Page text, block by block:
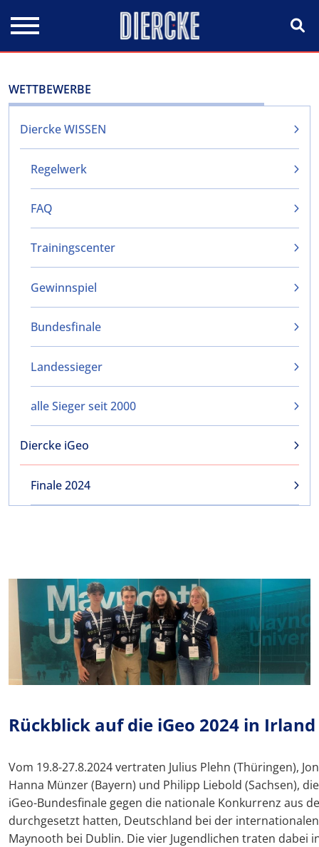
WETTBEWERBE
Diercke WISSEN
Regelwerk
FAQ
Trainingscenter
Gewinnspiel
Bundesfinale
Landessieger
alle Sieger seit 2000
Diercke iGeo
Finale 2024
Rückblick auf die iGeo 2024 in Irland
Vom 19.8-27.8.2024 vertraten Julius Plehn (Thüringen),
Hanna Münzer (Bayern) und Philipp Liebold (Sachsen),
iGeo-Bundesfinale gegen die nationale Konkurrenz aus
durchgesetzt hatten, Deutschland bei der
Maynooth bei Dublin. Die vier Jugendlichen traten dabei